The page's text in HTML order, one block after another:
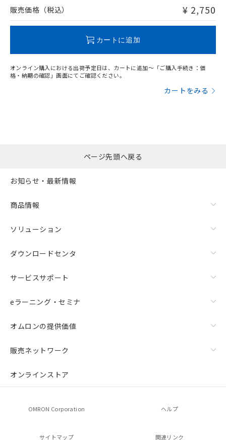
問い合わせください。
販売価格（税込） ¥ 2,750
カートに追加
オンライン購入における出荷予定日は、カートに追加～「ご購入手続き：価
格・納期の確認」画面にてご確認ください。
カートをみる
ページ先頭へ戻る
お知らせ・最新情報
商品情報
ソリューション
ダウンロードセンタ
サービスサポート
eラーニング・セミナ
オムロンの提供価値
販売ネットワーク
オンラインストア
OMRON Corporation ヘルプ
サイトマップ 関連リンク